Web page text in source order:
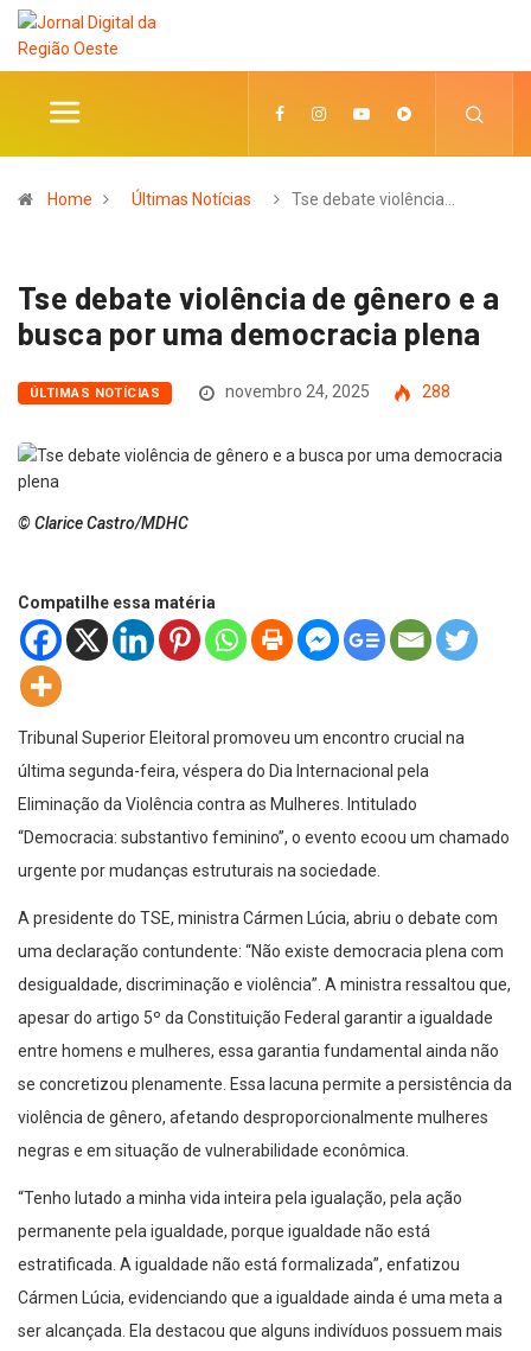
Home Últimas Notícias Tse debate violência…
Tse debate violência de gênero e a
busca por uma democracia plena
ÚLTIMAS NOTÍCIAS novembro 24, 2025 288
© Clarice Castro/MDHC
Compatilhe essa matéria
Tribunal Superior Eleitoral promoveu um encontro crucial na
última segunda-feira, véspera do Dia Internacional pela
Eliminação da Violência contra as Mulheres. Intitulado
“Democracia: substantivo feminino”, o evento ecoou um chamado
urgente por mudanças estruturais na sociedade.
A presidente do TSE, ministra Cármen Lúcia, abriu o debate com
uma declaração contundente: “Não existe democracia plena com
desigualdade, discriminação e violência”. A ministra ressaltou que,
apesar do artigo 5º da Constituição Federal garantir a igualdade
entre homens e mulheres, essa garantia fundamental ainda não
se concretizou plenamente. Essa lacuna permite a persistência da
violência de gênero, afetando desproporcionalmente mulheres
negras e em situação de vulnerabilidade econômica.
“Tenho lutado a minha vida inteira pela igualação, pela ação
permanente pela igualdade, porque igualdade não está
estratificada. A igualdade não está formalizada”, enfatizou
Cármen Lúcia, evidenciando que a igualdade ainda é uma meta a
ser alcançada. Ela destacou que alguns indivíduos possuem mais